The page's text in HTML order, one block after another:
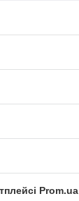
Prom.ua